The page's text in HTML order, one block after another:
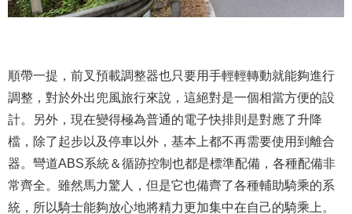
順帶一提，前叉預載調整器也只要用手輕輕轉動就能夠進行
調整，對於外出兜風旅行來說，這絕對是一個相當方便的設
計。另外，現在變得極為普通的電子快排則是對應了升降
檔，除了起步以及停車以外，基本上都不再需要使用到離合
器。彎道ABS系統＆循跡控制也都是標準配備，各種配備非
常齊全。雖然馬力驚人，但是它也備齊了各種輔助騎乘的系
統，所以騎士能夠放心地將精力更加集中在自己的騎乘上。